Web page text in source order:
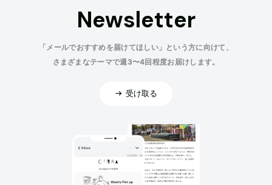
Newsletter
「メールでおすすめを届けてほしい」という方に向けて、
さまざまなテーマで週3〜4回程度お届けします。
受け取る